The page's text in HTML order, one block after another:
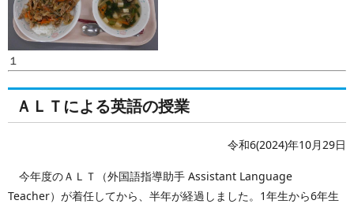
１
ＡＬＴによる英語の授業
令和6(2024)年10月29日
今年度のＡＬＴ（外国語指導助手 Assistant Language
Teacher）が着任してから、半年が経過しました。1年生から6年生